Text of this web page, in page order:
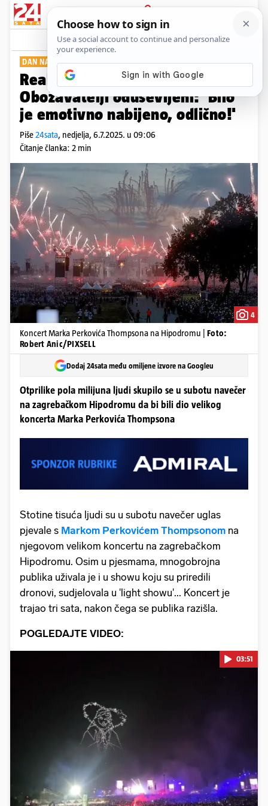
PRIJAVA
Show Komentari
DAN NAKON NASTUPA
Reakcije na koncert Thompsona:
Obožavatelji oduševljeni: 'Bilo
je emotivno nabijeno, odlično!'
Piše24sata, nedjelja, 6.7.2025. u 09:06
Čitanje članka: 2 min
4
Koncert Marka Perkovića Thompsona na Hipodromu | Foto:
Robert Anic/PIXSELL
Dodaj 24sata među omiljene izvore na Googleu
Otprilike pola milijuna ljudi skupilo se u subotu navečer
na zagrebačkom Hipodromu da bi bili dio velikog
koncerta Marka Perkovića Thompsona
Stotine tisuća ljudi su u subotu navečer uglas
pjevale s Markom Perkovićem Thompsonom na
njegovom velikom koncertu na zagrebačkom
Hipodromu. Osim u pjesmama, mnogobrojna
publika uživala je i u showu koju su priredili
dronovi, sudjelovala u 'light showu'... Koncert je
trajao tri sata, nakon čega se publika razišla.
POGLEDAJTE VIDEO:
Pokretanje videa...
03:51